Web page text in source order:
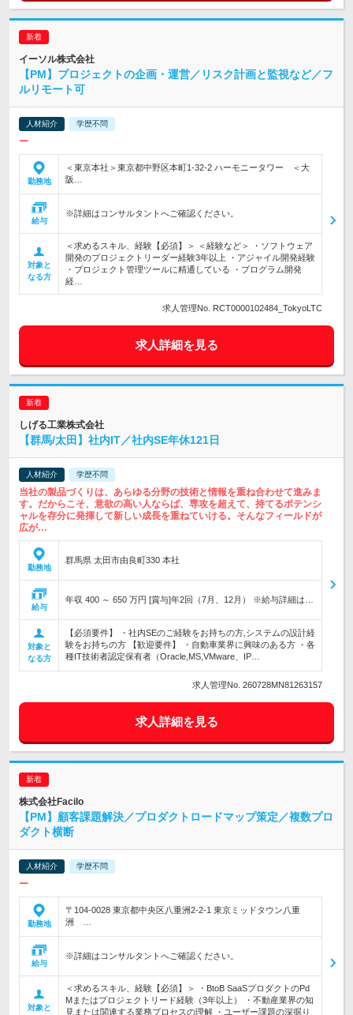
イーソル株式会社
【PM】プロジェクトの企画・運営／リスク計画と監視など／フ
ルリモート可
人材紹介 学歴不問
ー
勤務地
＜東京本社＞東京都中野区本町1-32-2 ハーモニータワー ＜大
阪…
給与
※詳細はコンサルタントへご確認ください。
対象と
なる方
＜求めるスキル、経験【必須】＞ ＜経験など＞ ・ソフトウェア
開発のプロジェクトリーダー経験3年以上 ・アジャイル開発経験
・プロジェクト管理ツールに精通している ・プログラム開発
経…
求人管理No. RCT0000102484_TokyoLTC
求人詳細を見る
しげる工業株式会社
【群馬/太田】社内IT／社内SE年休121日
人材紹介 学歴不問
当社の製品づくりは、あらゆる分野の技術と情報を重ね合わせて進みま
す。だからこそ、意欲の高い人ならば、専攻を超えて、持てるポテンシ
ャルを存分に発揮して新しい成長を重ねていける。そんなフィールドが
広が…
勤務地
群馬県 太田市由良町330 本社
給与
年収 400 ～ 650 万円 [賞与]年2回（7月、12月） ※給与詳細は…
対象と
なる方
【必須要件】 ・社内SEのご経験をお持ちの方,システムの設計経
験をお持ちの方 【歓迎要件】 ・自動車業界に興味のある方 ・各
種IT技術者認定保有者（Oracle,MS,VMware、IP…
求人管理No. 260728MN81263157
求人詳細を見る
株式会社Facilo
【PM】顧客課題解決／プロダクトロードマップ策定／複数プロ
ダクト横断
人材紹介 学歴不問
ー
勤務地
〒104-0028 東京都中央区八重洲2-2-1 東京ミッドタウン八重
洲 …
給与
※詳細はコンサルタントへご確認ください。
対象と
＜求めるスキル、経験【必須】＞ ・BtoB SaaSプロダクトのPd
Mまたはプロジェクトリード経験（3年以上） ・不動産業界の知
見または関連する業務プロセスの理解 ・ユーザー課題の深掘り